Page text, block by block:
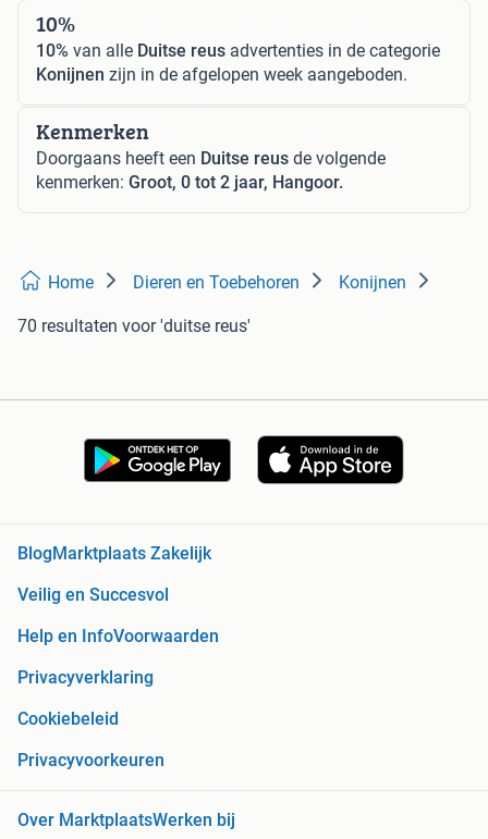
10%
10% van alle Duitse reus advertenties in de categorie
Konijnen zijn in de afgelopen week aangeboden.
Kenmerken
Doorgaans heeft een Duitse reus de volgende
kenmerken: Groot, 0 tot 2 jaar, Hangoor.
Home Dieren en Toebehoren Konijnen
70 resultaten voor 'duitse reus'
Blog Marktplaats Zakelijk
Veilig en Succesvol
Help en InfoVoorwaarden
Privacyverklaring
Cookiebeleid
Privacyvoorkeuren
Over MarktplaatsWerken bij